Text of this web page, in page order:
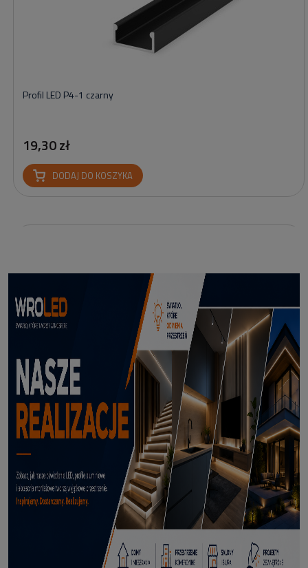
Profil LED P4-1 czarny
19,30 zł
DODAJ DO KOSZYKA
Profil led podtynkowy GK18-3 czarny 3m
114,50 zł
DODAJ DO KOSZYKA